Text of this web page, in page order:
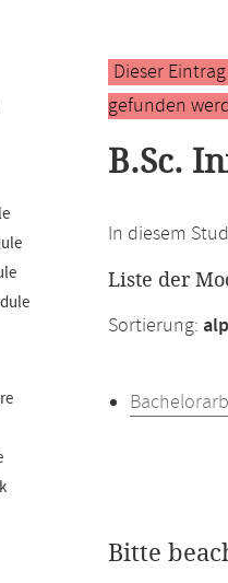
Hauptinhalt
Dieser
gefunden
B.Sc.
In diesem
Liste der
Sortierung:
Bitte